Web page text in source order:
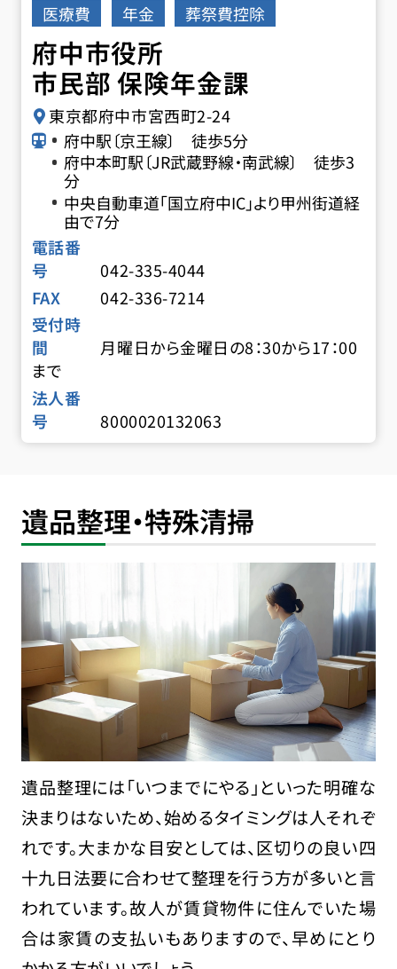
医療費 年金 葬祭費控除
府中市役所
市民部 保険年金課
東京都府中市宮西町2-24
府中駅〔京王線〕 徒歩5分
府中本町駅〔JR武蔵野線・南武線〕 徒歩3
分
中央自動車道「国立府中IC」より甲州街道経
由で7分
電話番
号
042-335-4044
FAX
042-336-7214
受付時
間
月曜日から金曜日の8：30から17：00
まで
法人番
号
8000020132063
遺品整理・特殊清掃
遺品整理には「いつまでにやる」といった明確な
決まりはないため、始めるタイミングは人それぞ
れです。大まかな目安としては、区切りの良い四
十九日法要に合わせて整理を行う方が多いと言
われています。故人が賃貸物件に住んでいた場
合は家賃の支払いもありますので、早めにとり